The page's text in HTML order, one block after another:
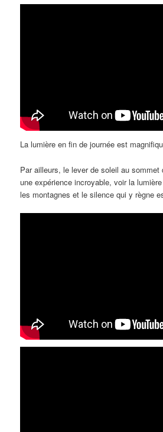
La lumière en fin de journée est
Par ailleurs, le lever de soleil au sommet
une expérience incroyable, voir la
les montagnes et le silence qui y règne